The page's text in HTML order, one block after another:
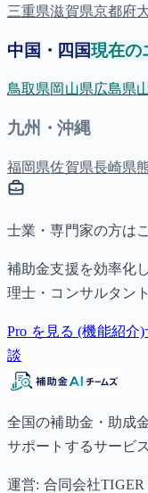
三重県滋賀県京都府
中国・四国現在の
鳥取県岡山県広島県
九州・沖縄
福岡県佐賀県長崎県
士業・専門家の方は
補助金支援を効率化
理士・コンサルタン
Pro を見る (機能紹介)
談
全国の補助金・助成
サポートするサービ
運営: 合同会社TIGER